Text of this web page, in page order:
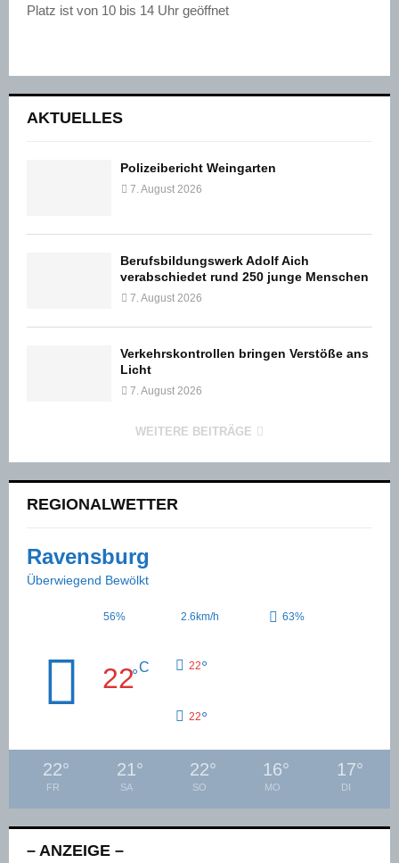
Platz ist von 10 bis 14 Uhr geöffnet
AKTUELLES
Polizeibericht Weingarten
7. August 2026
Berufsbildungswerk Adolf Aich
verabschiedet rund 250 junge Menschen
7. August 2026
Verkehrskontrollen bringen Verstöße ans
Licht
7. August 2026
WEITERE BEITRÄGE
REGIONALWETTER
Ravensburg
Überwiegend Bewölkt
56% 2.6km/h 63%
22°C 22°
22°
22°
FR
21°
SA
22°
SO
16°
MO
17°
DI
– ANZEIGE –